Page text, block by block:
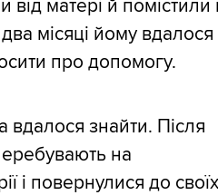
від матері й помістили
місяці йому вдалося
про допомогу.
знайти. Після
на
і повернулися до своїх